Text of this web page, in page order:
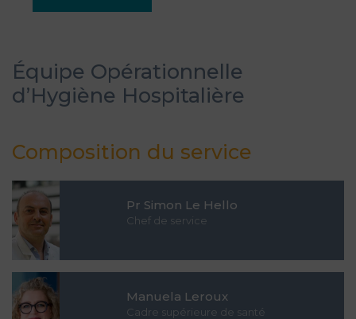
Équipe Opérationnelle
d’Hygiène Hospitalière
Composition du service
Pr Simon Le Hello
Chef de service
Manuela Leroux
Cadre supérieure de santé